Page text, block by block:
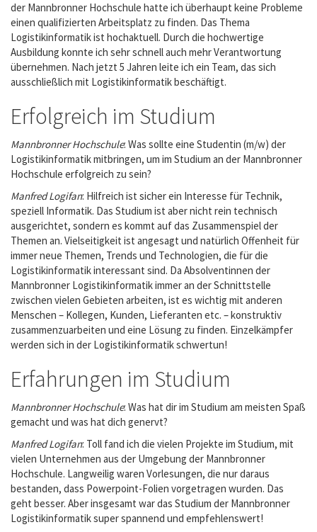
der Mannbronner Hochschule hatte ich überhaupt keine Probleme
einen qualifizierten Arbeitsplatz zu finden. Das Thema
Logistikinformatik ist hochaktuell. Durch die hochwertige
Ausbildung konnte ich sehr schnell auch mehr Verantwortung
übernehmen. Nach jetzt 5 Jahren leite ich ein Team, das sich
ausschließlich mit Logistikinformatik beschäftigt.
Erfolgreich im Studium
Mannbronner Hochschule: Was sollte eine Studentin (m/w) der
Logistikinformatik mitbringen, um im Studium an der Mannbronner
Hochschule erfolgreich zu sein?
Manfred Logifan: Hilfreich ist sicher ein Interesse für Technik,
speziell Informatik. Das Studium ist aber nicht rein technisch
ausgerichtet, sondern es kommt auf das Zusammenspiel der
Themen an. Vielseitigkeit ist angesagt und natürlich Offenheit für
immer neue Themen, Trends und Technologien, die für die
Logistikinformatik interessant sind. Da Absolventinnen der
Mannbronner Logistikinformatik immer an der Schnittstelle
zwischen vielen Gebieten arbeiten, ist es wichtig mit anderen
Menschen – Kollegen, Kunden, Lieferanten etc. – konstruktiv
zusammenzuarbeiten und eine Lösung zu finden. Einzelkämpfer
werden sich in der Logistikinformatik schwertun!
Erfahrungen im Studium
Mannbronner Hochschule: Was hat dir im Studium am meisten Spaß
gemacht und was hat dich genervt?
Manfred Logifan: Toll fand ich die vielen Projekte im Studium, mit
vielen Unternehmen aus der Umgebung der Mannbronner
Hochschule. Langweilig waren Vorlesungen, die nur daraus
bestanden, dass Powerpoint-Folien vorgetragen wurden. Das
geht besser. Aber insgesamt war das Studium der Mannbronner
Logistikinformatik super spannend und empfehlenswert!